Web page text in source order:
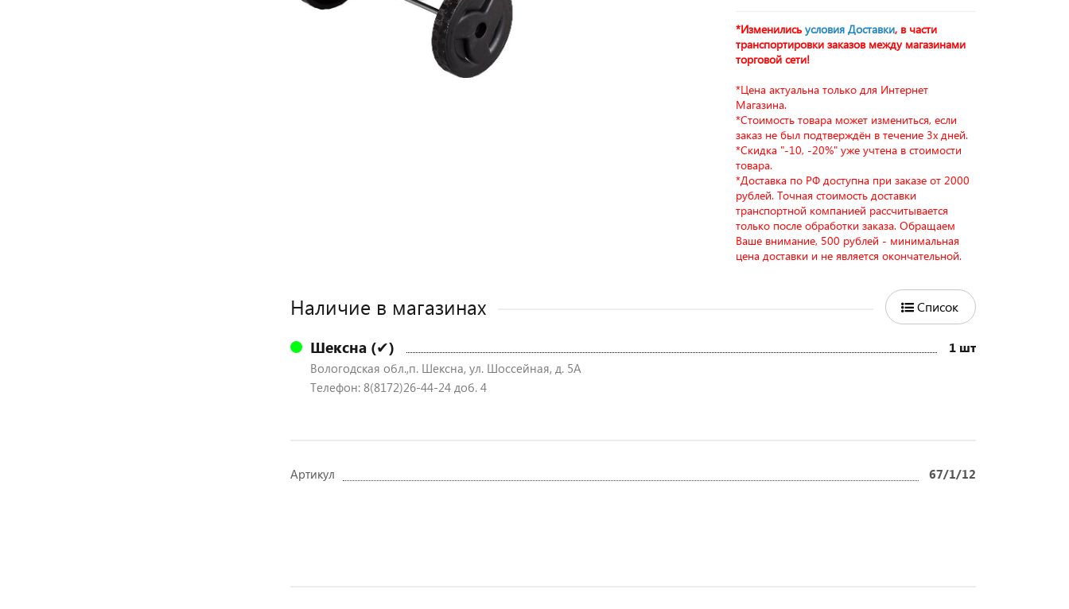
*Изменилисьусловия Доставки, в части
транспортировки заказов между магазинами
торговой сети!
*Цена актуальна только для Интернет
Магазина.
*Стоимость товара может измениться, если
заказ не был подтверждён в течение 3х дней.
*Скидка "-10, -20%" уже учтена в стоимости
товара.
*Доставка по РФ доступна при заказе от 2000
рублей. Точная стоимость доставки
транспортной компанией рассчитывается
только после обработки заказа. Обращаем
Ваше внимание, 500 рублей - минимальная
цена доставки и не является окончательной.
Наличие в магазинах Список
Шексна (✔) 1 шт
Вологодская обл.,п. Шексна, ул. Шоссейная, д. 5А
Телефон: 8(8172)26-44-24 доб. 4
Артикул 67/1/12